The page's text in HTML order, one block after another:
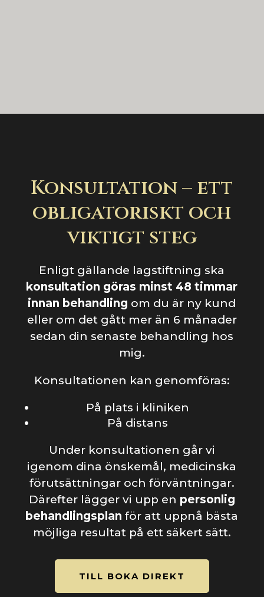
Konsultation – ett
obligatoriskt och
viktigt steg
Enligt gällande lagstiftning ska
konsultation göras minst 48 timmar
innan behandling om du är ny kund
eller om det gått mer än 6 månader
sedan din senaste behandling hos
mig.
Konsultationen kan genomföras:
På plats i kliniken
På distans
Under konsultationen går vi
igenom dina önskemål, medicinska
förutsättningar och förväntningar.
Därefter lägger vi upp en personlig
behandlingsplan för att uppnå bästa
möjliga resultat på ett säkert sätt.
TILL BOKA DIREKT